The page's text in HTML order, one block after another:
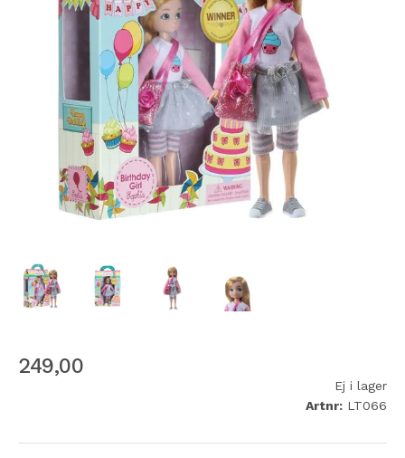
249,00
Ej i lager
Artnr: LT066